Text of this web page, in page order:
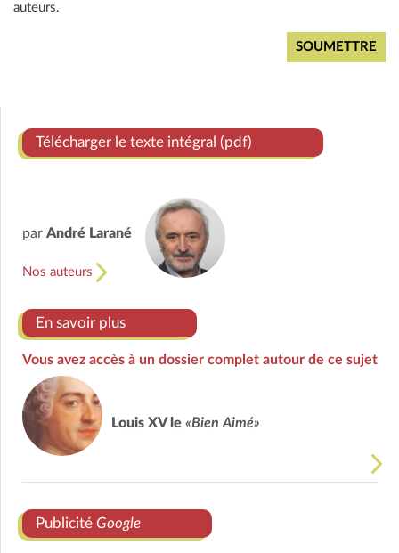
auteurs.
Télécharger le texte intégral (pdf)
par André Larané
Nos auteurs
En savoir plus
Vous avez accès à un dossier complet autour de ce sujet
Louis XV le «Bien Aimé»
Publicité Google